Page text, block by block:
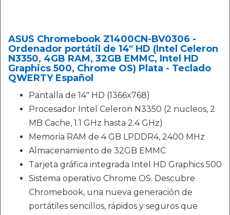
ASUS Chromebook Z1400CN-BV0306 -
Ordenador portátil de 14" HD (Intel Celeron
N3350, 4GB RAM, 32GB EMMC, Intel HD
Graphics 500, Chrome OS) Plata - Teclado
QWERTY Español
Pantalla de 14" HD (1366x768)
Procesador Intel Celeron N3350 (2 nucleos, 2
MB Cache, 1.1 GHz hasta 2.4 GHz)
Memoria RAM de 4 GB LPDDR4, 2400 MHz
Almacenamiento de 32GB EMMC
Tarjeta gráfica integrada Intel HD Graphics 500
Sistema operativo Chrome OS. Descubre
Chromebook, una nueva generación de
portátiles sencillos, rápidos y seguros que